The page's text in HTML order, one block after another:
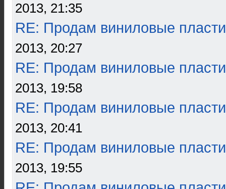
2013, 21:35
RE: Продам виниловые
2013, 20:27
RE: Продам виниловые
2013, 19:58
RE: Продам виниловые
2013, 20:41
RE: Продам виниловые
2013, 19:55